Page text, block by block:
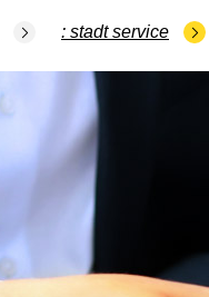
stadt service